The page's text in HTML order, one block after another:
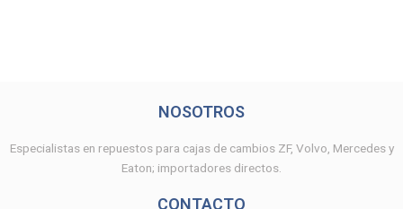
NOSOTROS
Especialistas en repuestos para cajas de cambios ZF, Volvo, Mercedes y
Eaton; importadores directos.
CONTACTO